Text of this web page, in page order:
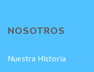
NOSOTROS
Nuestra Historia